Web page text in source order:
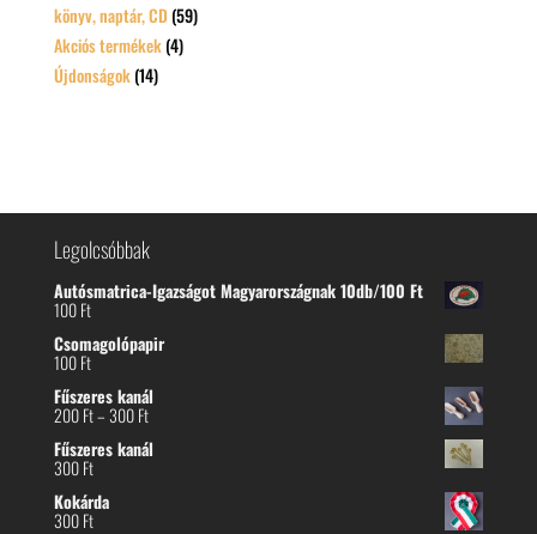
könyv, naptár, CD (59)
Akciós termékek (4)
Újdonságok (14)
Legolcsóbbak
Autósmatrica-Igazságot Magyarországnak 10db/100 Ft
100Ft
Csomagolópapir
100Ft
Fűszeres kanál
200Ft–300FtÁrtartomány:
-
Fűszeres kanál
300Ft
Kokárda
300Ft